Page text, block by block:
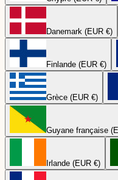
Danemark (EUR €)
Finlande (EUR €)
Grèce (EUR €)
Guyane française
Irlande (EUR €)